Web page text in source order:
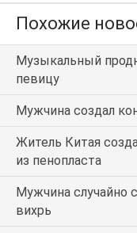
Похожие
Музыкальный
певицу
Мужчина создал
Житель Китая
из пенопласта
Мужчина случайно
вихрь